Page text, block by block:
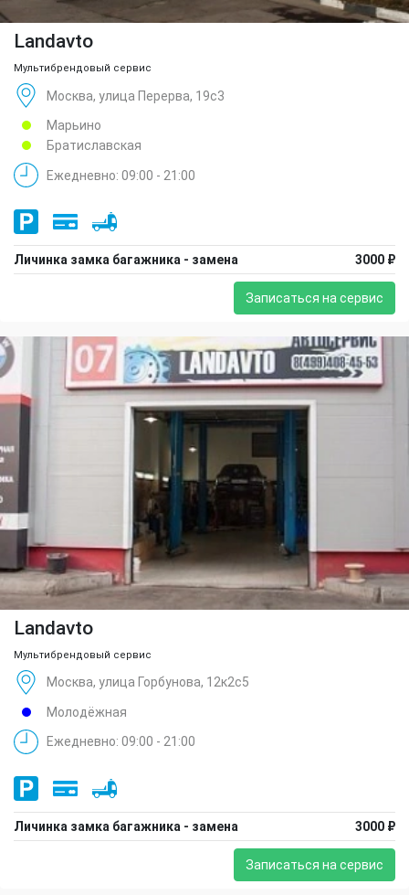
Landavto
Мультибрендовый сервис
Москва, улица Перерва, 19с3
Марьино
Братиславская
Ежедневно: 09:00 - 21:00
Личинка замка багажника - замена 3000 ₽
Записаться на сервис
Landavto
Мультибрендовый сервис
Москва, улица Горбунова, 12к2с5
Молодёжная
Ежедневно: 09:00 - 21:00
Личинка замка багажника - замена 3000 ₽
Записаться на сервис